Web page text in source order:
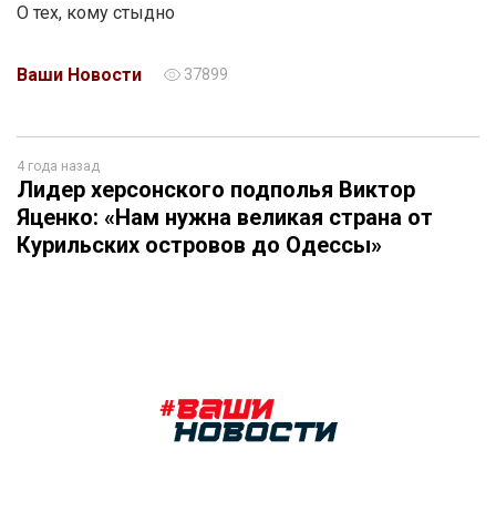
О тех, кому стыдно
Ваши Новости 37899
4 года назад
Лидер херсонского подполья Виктор
Яценко: «Нам нужна великая страна от
Курильских островов до Одессы»